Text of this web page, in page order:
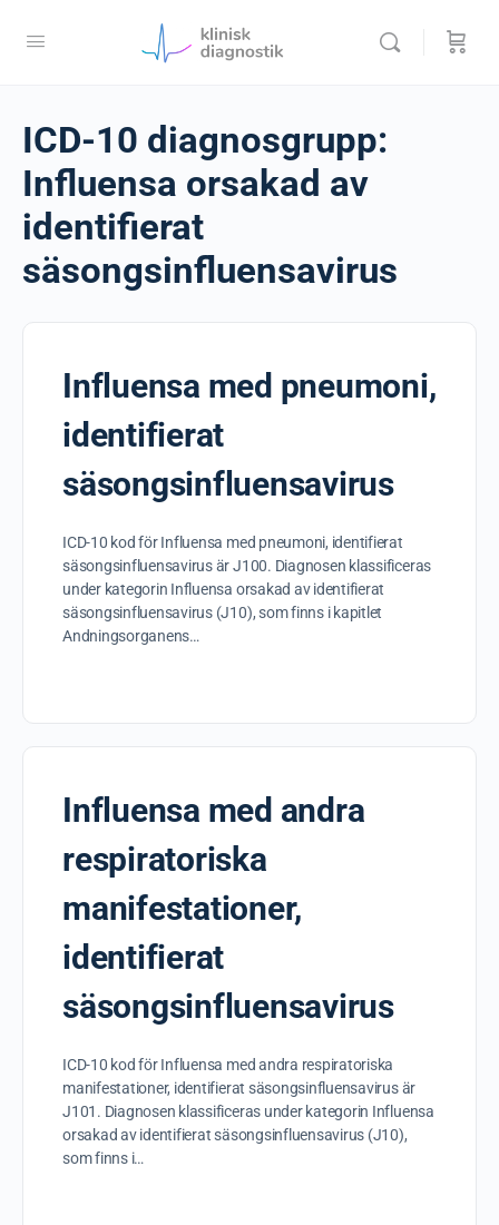
ICD-10 diagnosgrupp:
Influensa orsakad av
identifierat
säsongsinfluensavirus
Influensa med pneumoni,
identifierat
säsongsinfluensavirus
ICD-10 kod för Influensa med pneumoni, identifierat
säsongsinfluensavirus är J100. Diagnosen klassificeras
under kategorin Influensa orsakad av identifierat
säsongsinfluensavirus (J10), som finns i kapitlet
Andningsorganens…
Influensa med andra
respiratoriska
manifestationer,
identifierat
säsongsinfluensavirus
ICD-10 kod för Influensa med andra respiratoriska
manifestationer, identifierat säsongsinfluensavirus är
J101. Diagnosen klassificeras under kategorin Influensa
orsakad av identifierat säsongsinfluensavirus (J10),
som finns i…